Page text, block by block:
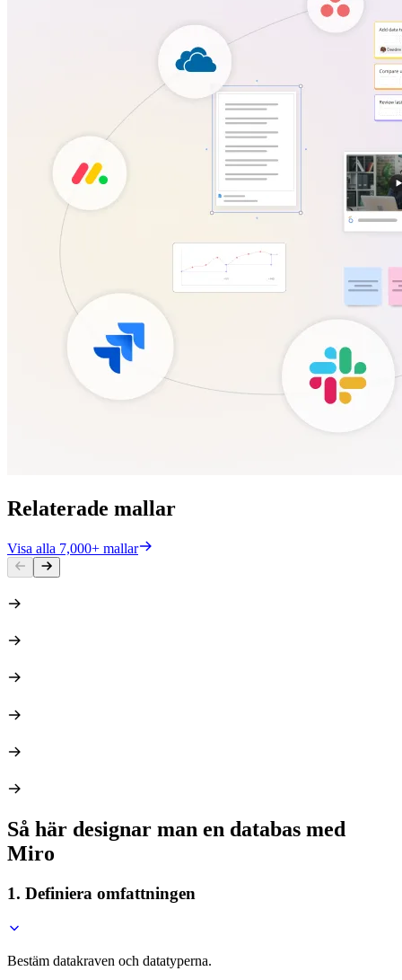
Relaterade mallar
Visa alla 7,000+ mallar
Så här designar man en databas med
Miro
1. Definiera omfattningen
Bestäm datakraven och datatyperna.